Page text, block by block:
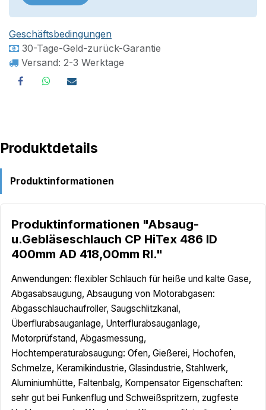
Geschäftsbedingungen
30-Tage-Geld-zurück-Garantie
Versand: 2-3 Werktage
Produktdetails
Produktinformationen
Produktinformationen "Absaug-
u.Gebläseschlauch CP HiTex 486 ID
400mm AD 418,00mm Rl."
Anwendungen: flexibler Schlauch für heiße und kalte Gase,
Abgasabsaugung, Absaugung von Motorabgasen:
Abgasschlauchaufroller, Saugschlitzkanal,
Überflurabsauganlage, Unterflurabsauganlage,
Motorprüfstand, Abgasmessung,
Hochtemperaturabsaugung: Ofen, Gießerei, Hochofen,
Schmelze, Keramikindustrie, Glasindustrie, Stahlwerk,
Aluminiumhütte, Faltenbalg, Kompensator Eigenschaften:
sehr gut bei Funkenflug und Schweißspritzern, zugfeste